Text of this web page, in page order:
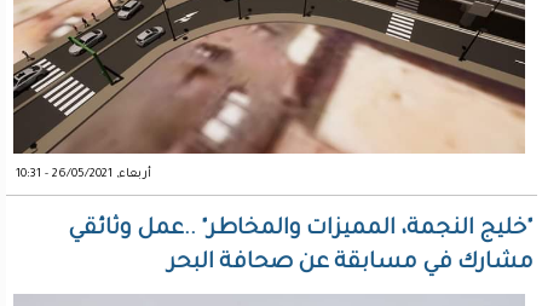
أربعاء, 26/05/2021 - 10:31
"خليج النجمة، المميزات والمخاطر" ..عمل وثائقي
مشارك في مسابقة عن صحافة البحر